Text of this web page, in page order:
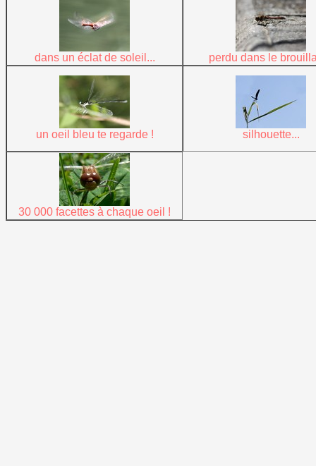
dans un éclat de soleil... perdu dans le
un oeil bleu te regarde ! silhouette...
30 000 facettes à chaque oeil !